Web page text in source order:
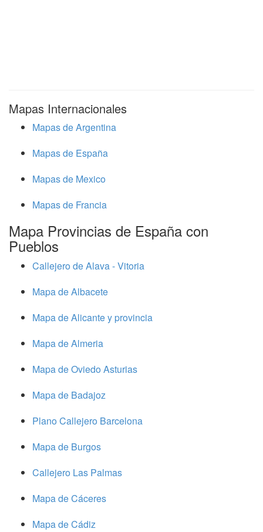
Mapas Internacionales
Mapas de Argentina
Mapas de España
Mapas de Mexico
Mapas de Francia
Mapa Provincias de España con
Pueblos
Callejero de Alava - Vitoria
Mapa de Albacete
Mapa de Alicante y provincia
Mapa de Almeria
Mapa de Oviedo Asturias
Mapa de Badajoz
Plano Callejero Barcelona
Mapa de Burgos
Callejero Las Palmas
Mapa de Cáceres
Mapa de Cádiz